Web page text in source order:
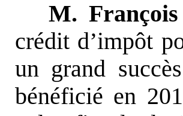
M.
crédit d’impôt
un grand
bénéficié en